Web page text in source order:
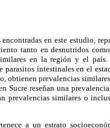
encontradas en este estudio,
tanto en desnutridos
en la región y el
parasitos intestinales en el
obtienen prevalencias
Sucre reseñan una
prevalencias similares o
a un estrato